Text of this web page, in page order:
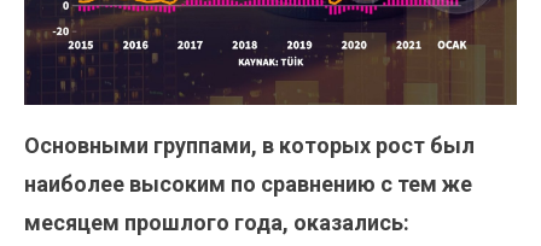
Основными группами, в которых рост был
наиболее высоким по сравнению с тем же
месяцем прошлого года, оказались: